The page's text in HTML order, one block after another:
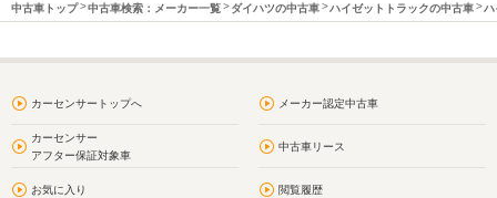
中古車トップ 中古車検索：メーカー一覧 ダイハツの中古車 ハイゼットトラックの中古車 ハ
カーセンサートップへ メーカー認定中古車
カーセンサー
アフター保証対象車
中古車リース
お気に入り 閲覧履歴